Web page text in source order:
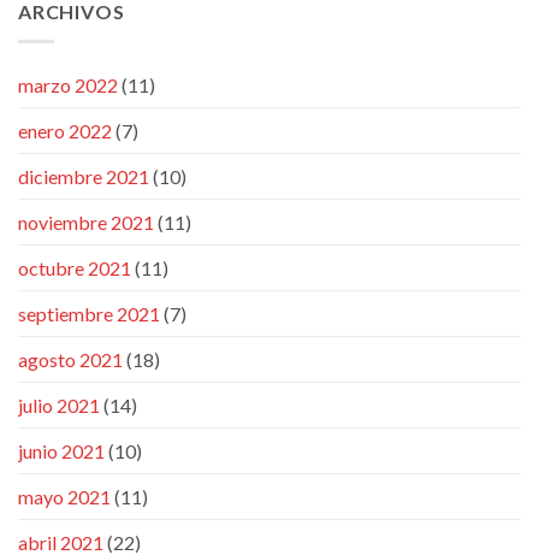
ARCHIVOS
marzo 2022 (11)
enero 2022 (7)
diciembre 2021 (10)
noviembre 2021 (11)
octubre 2021 (11)
septiembre 2021 (7)
agosto 2021 (18)
julio 2021 (14)
junio 2021 (10)
mayo 2021 (11)
abril 2021 (22)